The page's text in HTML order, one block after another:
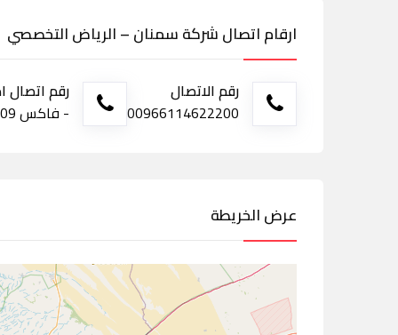
ارقام اتصال شركة سمنان – الرياض التخصصي
رقم الاتصال
00966114622200
رقم اتصال
- فاكس 0114655709
عرض الخريطة